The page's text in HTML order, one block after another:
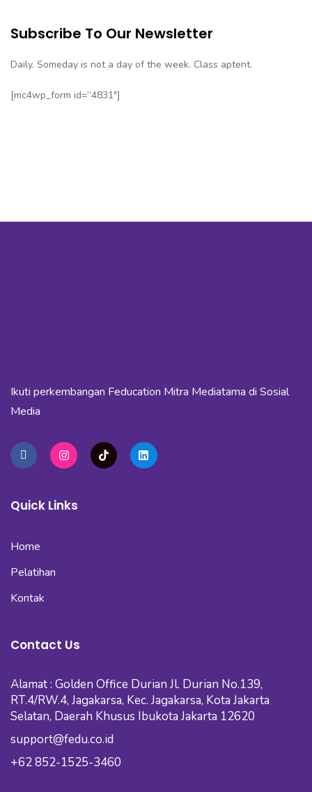
Subscribe To Our Newsletter
Daily. Someday is not a day of the week. Class aptent.
[mc4wp_form id=”4831″]
Ikuti perkembangan Feducation Mitra Mediatama di Sosial
Media
Quick Links
Home
Pelatihan
Kontak
Contact Us
Alamat : Golden Office Durian Jl. Durian No.139,
RT.4/RW.4, Jagakarsa, Kec. Jagakarsa, Kota Jakarta
Selatan, Daerah Khusus Ibukota Jakarta 12620
support@fedu.co.id
+62 852-1525-3460